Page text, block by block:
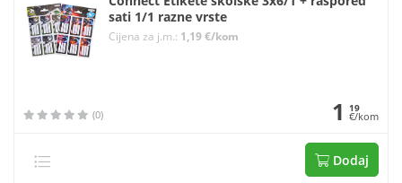
sati 1/1 razne vrste
Cijena za j.m.: 1,19 €/kom
(0) 1 19
€/kom
Dodaj